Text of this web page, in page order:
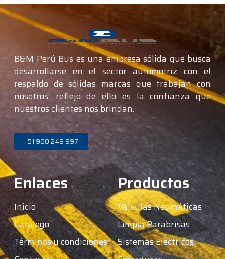
B&M Perú Bus es una empresa sólida que busca
desarrollarse en el sector automotriz con el
respaldo de sólidas marcas que trabajan con
nosotros; reflejo de ello es la confianza que
nuestros clientes nos brindan.
+51 960 248 997
Enlaces
Inicio
Catálogo
Términos y condiciones
Productos
Válvulas Neumáticas
Limpia Parabrisas
Sistemas Eléctricos